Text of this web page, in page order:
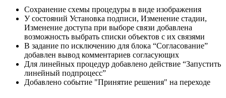
Сохранение схемы процедуры в виде изображения
У состояний Установка подписи, Изменение стадии,
Изменение доступа при выборе связи добавлена
возможность выбрать списки объектов с их связями
В задание по исключению для блока “Согласование”
добавлен вывод комментариев согласующих
Для линейных процедур добавлено действие “Запустить
линейный подпроцесс”
Добавлено событие "Принятие решения" на переходе